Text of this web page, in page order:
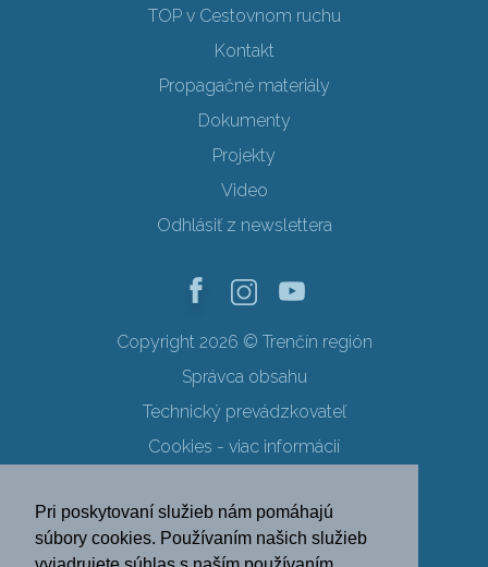
Pri poskytovaní služieb nám pomáhajú
súbory cookies. Používaním našich služieb
TOP v Cestovnom ruchu
Kontakt
Propagačné materiály
Dokumenty
Projekty
Video
Odhlásiť z newslettera
Copyright 2026 © Trenčín región
Správca obsahu
Technický prevádzkovateľ
Cookies - viac informácií
Ochrana osobných údajov